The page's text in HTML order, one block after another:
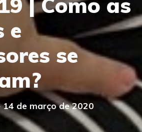
e
se
14 de março de 2020